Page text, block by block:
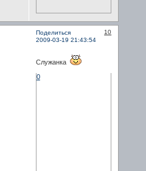
Поделиться
10
2009-03-19 21:43:54
Служанка
0